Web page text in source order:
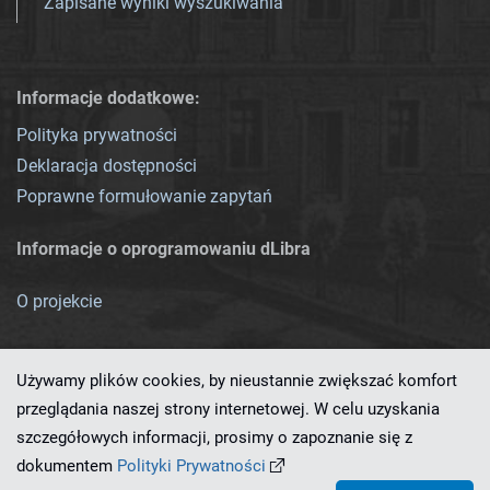
Informacje dodatkowe:
Polityka prywatności
Deklaracja dostępności
Poprawne formułowanie zapytań
Informacje o oprogramowaniu dLibra
O projekcie
Ten serwis działa dzięki oprogramowaniu
Używamy plików cookies, by nieustannie zwiększać komfort
przeglądania naszej strony internetowej. W celu uzyskania
szczegółowych informacji, prosimy o zapoznanie się z
dokumentem Polityki Prywatności